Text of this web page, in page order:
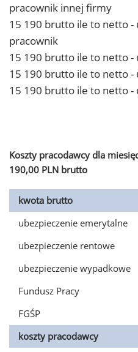
pracownik innej firmy
15 190 brutto ile to netto -
pracownik
15 190 brutto ile to netto -
15 190 brutto ile to netto
15 190 brutto ile to netto -
Koszty pracodawcy dla
190,00 PLN brutto
kwota brutto
ubezpieczenie emerytalne
ubezpieczenie rentowe
ubezpieczenie wypadkowe
Fundusz Pracy
FGŚP
koszty pracodawcy